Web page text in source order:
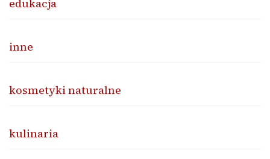
edukacja
inne
kosmetyki naturalne
kulinaria